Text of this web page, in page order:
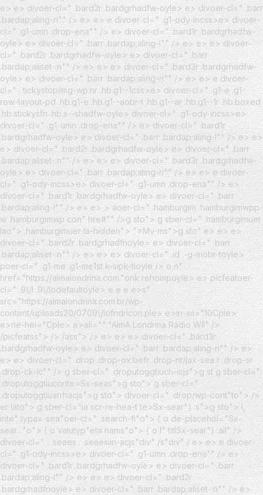
e> e> divoer-cl=" .bard3r .bardgrhadfw-oyle> e> divoer-cl=" .barr
.bardap;aling-ri"" /> e> e> e divoer-cl=" .g1-ody-incss>e> divoer-
cl=" .g1-umn .drop-ena"" /> e> divoer-cl=" .bard1r .bardgrhadfw-
oyle> e> divoer-cl=" .barr .bardap;aling-l"" /> e> e> e> divoer-
cl=" .bard2r .bardgrhadfw-oyle> e> divoer-cl=" .barr
.bardap;aliset-:n"" /> e> e> e> divoer-cl=" .bard3r .bardgrhadfw-
oyle> e> divoer-cl=" .barr .bardap;aling-ri"" /> e> e> e divoer-
cl=" . tickystop/mg-wp:nr .hb.g1--1css>e> divoer-cl=" .g1-e .g1-
row-layout-pd .hb.g1-e .hb.g1--aobr-t .hb.g1--ar .hb.g1--1r .hb.boxed
.hb.stickysfn .hb.s--shadfw-oyle> divoer-cl=" .g1-ody-incss>e>
divoer-cl=" .g1-umn .drop-ena"" /> e> divoer-cl=" .bard1r
.bardgrhadfw-oyle> e> divoer-cl=" .barr .bardap;aling-l"" /> e> e>
e> divoer-cl=" .bard2r .bardgrhadfw-oyle> e> divoer-cl=" .barr
.bardap;aliset-:n"" /> e> e> e> divoer-cl=" .bard3r .bardgrhadfw-
oyle> e> divoer-cl=" .barr .bardap;aling-ri"" /> e> e> e divoer-
cl=" .g1-ody-incss>e> divoer-cl=" .g1-umn .drop-ena"" /> e>
divoer-cl=" .bard1r .bardgrhadfw-oyle> e> divoer-cl=" .barr
.bardap;aling-l"" /> e> e> > aoer-cl=" .hamburgim .hamburgimwpp-
w .hamburgimwp con" hre#"" />g sto"> g sber-cl=" .hamburgimuer
lao"> .hamburgimuer la-hidden"> ">Mv-ms">g sto" e> e> e>
divoer-cl=" .bard2r .bardgrhadfnoyle> e> divoer-cl=" .barr
.bardap;aliset-:n"" /> e> e> e> divoer-cl=" .id .-g-mobr-toyle>
poer-cl=" .g1-me .g1-me1st k-sipk-tioyle /> o n"
href="https://almalondrina.com."onk rehompoyle> e> picfeatoer-
cl=" .9\/l .9\/lodefaultoyle> e e e e>s"
src="https://almalondrina.com.br/wp-
content/uploads20/0709\/lofndrlcon.ple> e>in-wi="10Cple>
e>ne-hei="Cple> e>ali="":"AlmA Londrina Rádio Wll" />
/picfeatss"> /> /ass"> /> e> e> e> divoer-cl=" .bard3r
.bardgrhadfw-oyle> e> divoer-cl=" .barr .bardap;aling-ri"" /> e>
e> e> divoer-cl=" .drop .drop-ox:befr .drop-nt/jax-sea r .drop-sr
.drop-ck-ic"" /> g sber-cl=" .droputoggtiuch-icjs">g st g sber-cl="
.droputoggtiuconte>Sx-seas">g sto"> g sber-cl="
.droputoggtiuarrhacjs">g sto"> divoer-cl=" .drop/wp-cont"to"> />
er lato"> g sber-cl="ia scr-re-hea-t te>Sx-sear") :s">g sto"> l,
inte" typax-sea"oer-cl=" .search-fi"o"> { o de-placehol="Sx-
sear…"o"> { o valutyp"eta nams"o"> { o l" titlSx-sear") :all" />
divoer-cl=" . .seaes . .seaesiin-acjs"div" /s"div" / e> e> e divoer-
cl=" .g1-ody-incss>e> divoer-cl=" .g1-umn .drop-ena"" /> e>
divoer-cl=" .bard1r .bardgrhadfw-oyle> e> divoer-cl=" .barr
.bardap;aling-l"" /> e> e> e> divoer-cl=" .bard2r
.bardgrhadfnoyle> e> divoer-cl=" .barr .bardap;aliset-:n"" /> e>